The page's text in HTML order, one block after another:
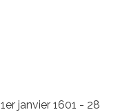
1er janvier 1601 - 28